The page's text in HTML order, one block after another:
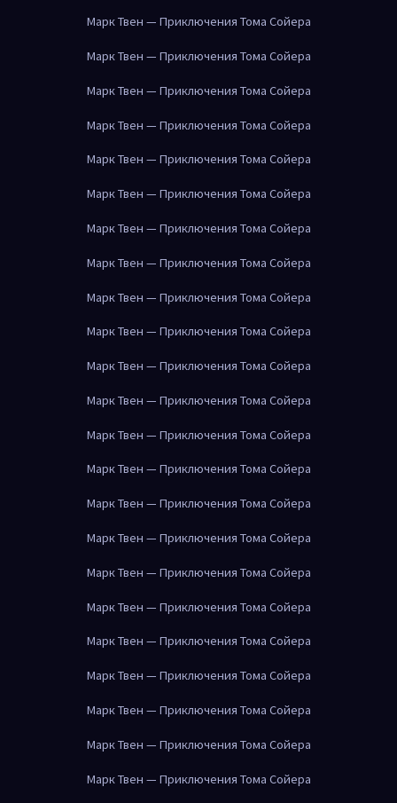
Марк Твен — Приключения Тома Сойера
Марк Твен — Приключения Тома Сойера
Марк Твен — Приключения Тома Сойера
Марк Твен — Приключения Тома Сойера
Марк Твен — Приключения Тома Сойера
Марк Твен — Приключения Тома Сойера
Марк Твен — Приключения Тома Сойера
Марк Твен — Приключения Тома Сойера
Марк Твен — Приключения Тома Сойера
Марк Твен — Приключения Тома Сойера
Марк Твен — Приключения Тома Сойера
Марк Твен — Приключения Тома Сойера
Марк Твен — Приключения Тома Сойера
Марк Твен — Приключения Тома Сойера
Марк Твен — Приключения Тома Сойера
Марк Твен — Приключения Тома Сойера
Марк Твен — Приключения Тома Сойера
Марк Твен — Приключения Тома Сойера
Марк Твен — Приключения Тома Сойера
Марк Твен — Приключения Тома Сойера
Марк Твен — Приключения Тома Сойера
Марк Твен — Приключения Тома Сойера
Марк Твен — Приключения Тома Сойера